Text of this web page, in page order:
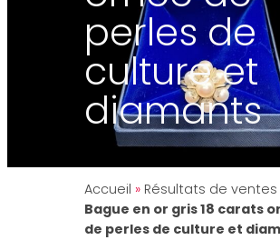
perles de
culture et
diamants
Accueil » Résultats de ventes
Bague en or gris 18 carats
de perles de culture et